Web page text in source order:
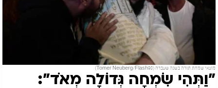
מוצאי שמחת תורה בשנה שעברה (Tomer Neuberg/Flash90)
"וַתְּהִי שִׂמְחָה גְּדוֹלָה מְאֹד":